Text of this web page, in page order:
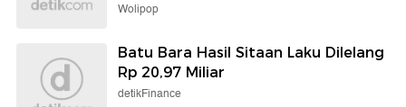
Wolipop
Batu Bara Hasil Sitaan Laku Dilelang
Rp 20,97 Miliar
detikFinance